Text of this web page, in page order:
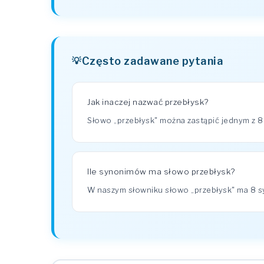
Często zadawane pytania
Jak inaczej nazwać przebłysk?
Słowo „przebłysk" można zastąpić jednym z
Ile synonimów ma słowo przebłysk?
W naszym słowniku słowo „przebłysk" ma